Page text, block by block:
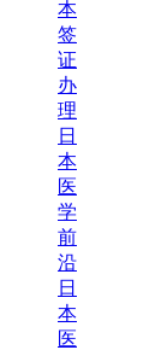
本
签
证
办
理
日
本
医
学
前
沿
日
本
医